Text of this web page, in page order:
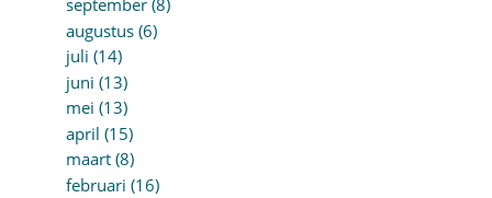
september (8)
augustus (6)
juli (14)
juni (13)
mei (13)
april (15)
maart (8)
februari (16)